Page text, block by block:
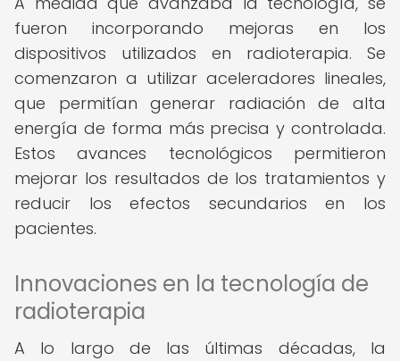
fueron incorporando mejoras en los
dispositivos utilizados en radioterapia. Se
comenzaron a utilizar aceleradores lineales,
que permitían generar radiación de alta
energía de forma más precisa y controlada.
Estos avances tecnológicos permitieron
mejorar los resultados de los tratamientos y
reducir los efectos secundarios en los
pacientes.
Innovaciones en la tecnología de
radioterapia
A lo largo de las últimas décadas, la